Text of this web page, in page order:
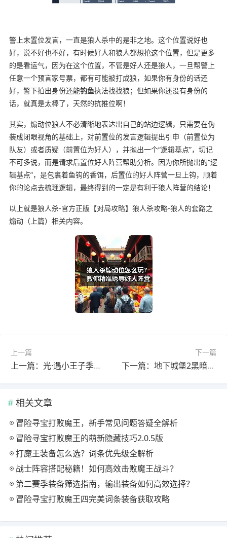
警上末置位发言，一直是狼人杀中的是非之地。这个位置说好也
好，说不好也不好，有时候好人和狼人都想抢这个位置，但是更多
的是看运气，因为在这个位置，不管是好人还是狼人，一旦帮警上
任意一个预言家号票，都有可能被打成狼，如果你有身份的话还
好，警下拍出身份还能钓鱼执法找找狼；但如果你还没有身份的
话，就真是太棒了，天然的抗推位啊！
其实，煽动位狼人不必清晰地表达出自己的站边逻辑，只需要在伪
装成闭眼视角的基础上，对前置位的发言逻辑提出引申（前置位为
队友）或者质疑（前置位为好人），并抛出一个“逻辑基点”，切记
不可多说，而是请求后置位好人阵营帮助分析。因为你所抛出的“逻
辑基点”，是包裹着鱼钩的香饵，后置位的好人阵营一旦上钩，顺着
你的论点去梳理逻辑，最终得到的一定是有利于狼人阵营的结论！
以上就是狼人杀-官方正版【对局攻略】狼人杀攻略-狼人的套路之
煽动（上篇）相关内容。
上一篇
上一篇：光·遇小王子季任务攻略：如何高效完成季节任务并领取心之奖励？
下一篇
下一篇：地下城堡2黑暗觉醒裂隙80作业攻略：抄作业真爽的操作技巧
相关文章
冒险寻宝打败魔王，新手常见问题答疑全解析
冒险寻宝打败魔王的萌新隐藏技巧2.0.5版
打魔王装备怎么选？词条优先级全解析
战士阵容搭配秘籍！如何高效击败魔王战斗？
第二赛季装备筛选指南，输出装备如何高效选择？
冒险寻宝打败魔王四完美词条装备获取攻略